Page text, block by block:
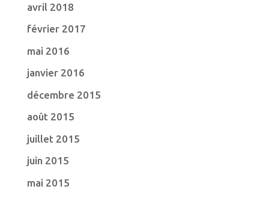
avril 2018
février 2017
mai 2016
janvier 2016
décembre 2015
août 2015
juillet 2015
juin 2015
mai 2015